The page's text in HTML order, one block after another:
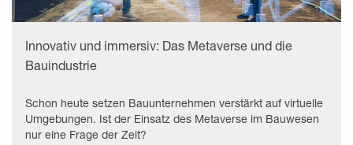
Innovativ und immersiv: Das Metaverse und die
Bauindustrie
Schon heute setzen Bauunternehmen verstärkt auf virtuelle
Umgebungen. Ist der Einsatz des Metaverse im Bauwesen
nur eine Frage der Zeit?